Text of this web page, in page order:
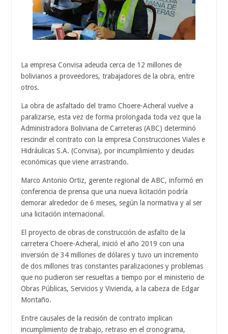
La empresa Convisa adeuda cerca de 12 millones de
bolivianos a proveedores, trabajadores de la obra, entre
otros.
La obra de asfaltado del tramo Choere-Acheral vuelve a
paralizarse, esta vez de forma prolongada toda vez que la
Administradora Boliviana de Carreteras (ABC) determinó
rescindir el contrato con la empresa Construcciones Viales e
Hidráulicas S.A. (Convisa), por incumplimiento y deudas
económicas que viene arrastrando.
Marco Antonio Ortiz, gerente regional de ABC, informó en
conferencia de prensa que una nueva licitación podría
demorar alrededor de 6 meses, según la normativa y al ser
una licitación internacional.
El proyecto de obras de construcción de asfalto de la
carretera Choere-Acheral, inició el año 2019 con una
inversión de 34 millones de dólares y tuvo un incremento
de dos millones tras constantes paralizaciones y problemas
que no pudieron ser resueltas a tiempo por el ministerio de
Obras Públicas, Servicios y Vivienda, a la cabeza de Edgar
Montaño.
Entre causales de la recisión de contrato implican
incumplimiento de trabajo, retraso en el cronograma,